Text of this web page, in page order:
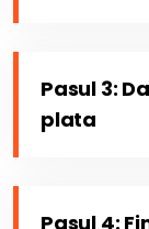
Pasul 3:
plata
Pasul 4: